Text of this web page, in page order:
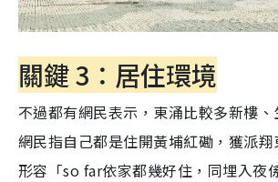
關鍵 3：居住環境
不過都有網民表示，東涌比較多新樓
網民指自己都是住開黃埔紅磡，獲派翔
形容「so far依家都幾好住，同埋入夜